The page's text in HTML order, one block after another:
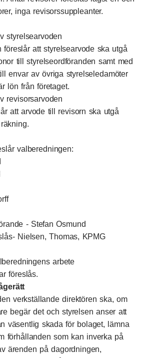
inga revisorssuppleanter.
styrelsearvoden
föreslår att styrelsearvode ska utgå
till styrelseordföranden samt med
envar av övriga styrelseledamöter
lön från företaget.
revisorsarvoden
att arvode till revisorn ska utgå
valberedningen:
- Stefan Osmund
Nielsen, Thomas, KPMG
arbete
föreslås.
verkställande direktören ska, om
begär det och styrelsen anser att
väsentlig skada för bolaget, lämna
förhållanden som kan inverka på
ärenden på dagordningen,